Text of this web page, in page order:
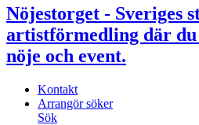
Nöjestorget - Sveriges
artistförmedling där
nöje och event.
Kontakt
Arrangör söker
Sök